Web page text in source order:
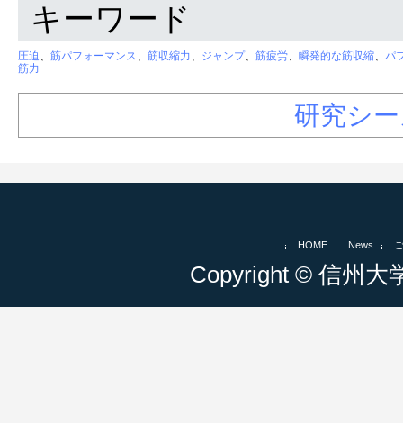
キーワード
圧迫 、 筋パフォーマンス、 筋収縮力、 ジャンプ、 筋疲労、 瞬発的な筋収縮、 パ
筋力
研究シ
HOME News
Copyright © 信州大